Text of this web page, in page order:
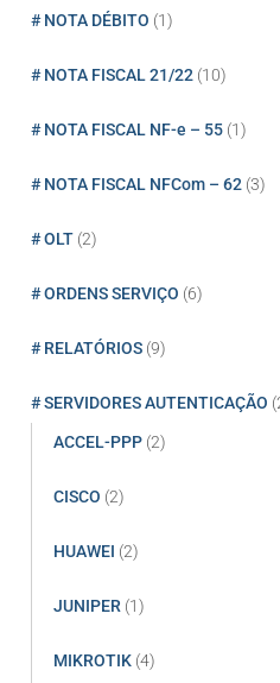
# NOTA DÉBITO (1)
# NOTA FISCAL 21/22 (10)
# NOTA FISCAL NF-e – 55 (1)
# NOTA FISCAL NFCom – 62 (3)
# OLT (2)
# ORDENS SERVIÇO (6)
# RELATÓRIOS (9)
# SERVIDORES AUTENTICAÇÃO
ACCEL-PPP (2)
CISCO (2)
HUAWEI (2)
JUNIPER (1)
MIKROTIK (4)